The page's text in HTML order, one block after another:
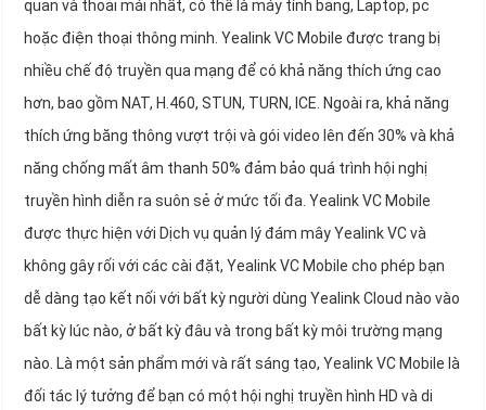
quan và thoải mái nhất, có thể là máy tính bảng, Laptop, pc
hoặc điện thoại thông minh. Yealink VC Mobile được trang bị
nhiều chế độ truyền qua mạng để có khả năng thích ứng cao
hơn, bao gồm NAT, H.460, STUN, TURN, ICE. Ngoài ra, khả năng
thích ứng băng thông vượt trội và gói video lên đến 30% và khả
năng chống mất âm thanh 50% đảm bảo quá trình hội nghị
truyền hình diễn ra suôn sẻ ở mức tối đa. Yealink VC Mobile
được thực hiện với Dịch vụ quản lý đám mây Yealink VC và
không gây rối với các cài đặt, Yealink VC Mobile cho phép bạn
dễ dàng tạo kết nối với bất kỳ người dùng Yealink Cloud nào vào
bất kỳ lúc nào, ở bất kỳ đâu và trong bất kỳ môi trường mạng
nào. Là một sản phẩm mới và rất sáng tạo, Yealink VC Mobile là
đối tác lý tưởng để bạn có một hội nghị truyền hình HD và di